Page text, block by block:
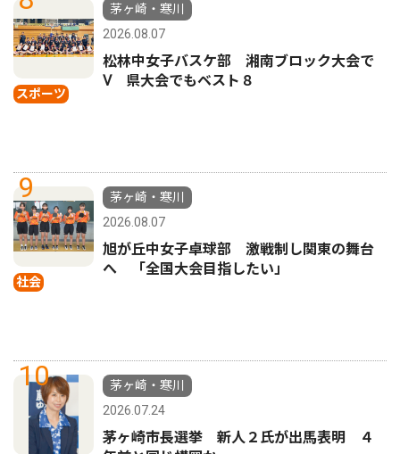
スポーツ
茅ヶ崎・寒川
2026.08.07
松林中女子バスケ部 湘南ブロック大会で
Ⅴ 県大会でもベスト８
9
社会
茅ヶ崎・寒川
2026.08.07
旭が丘中女子卓球部 激戦制し関東の舞台
へ 「全国大会目指したい」
10
茅ヶ崎・寒川
2026.07.24
茅ヶ崎市長選挙 新人２氏が出馬表明 ４